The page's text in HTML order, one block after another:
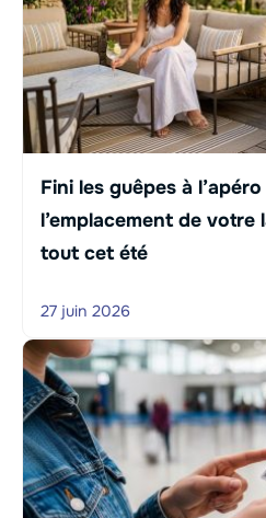
Fini les guêpes à
l’emplacement de votre
tout cet été
27 juin 2026